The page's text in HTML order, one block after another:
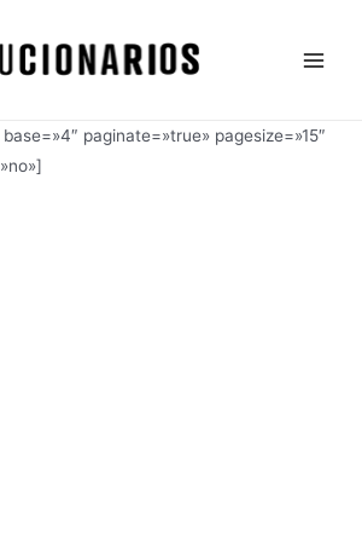
paginate=»true» pagesize=»15″